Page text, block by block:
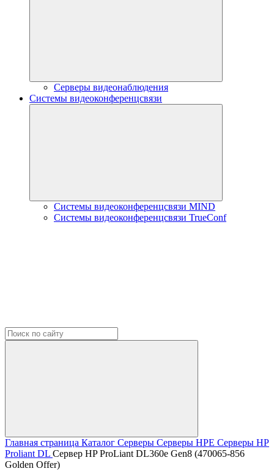
Серверы видеонаблюдения
Системы видеоконференцсвязи
Системы видеоконференцсвязи MIND
Системы видеоконференцсвязи TrueConf
Главная страница Каталог Серверы Серверы HPE Серверы HP
Proliant DL Сервер HP ProLiant DL360e Gen8 (470065-856
Golden Offer)